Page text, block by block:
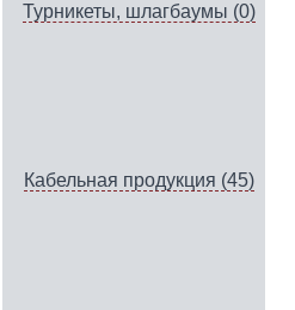
Турникеты, шлагбаумы (0)
Кабельная продукция (45)